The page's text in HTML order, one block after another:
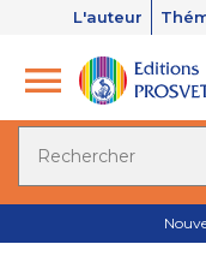
L'auteur